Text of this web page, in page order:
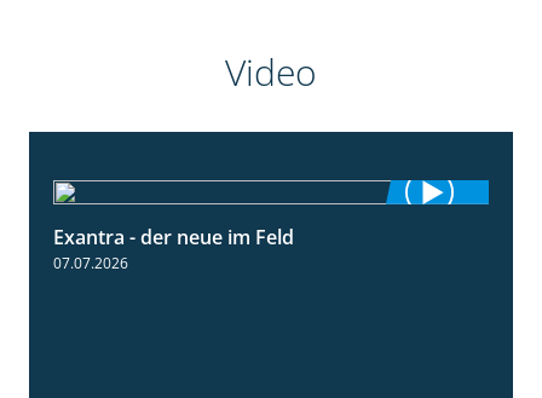
Video
Exantra - der neue im Feld
07.07.2026